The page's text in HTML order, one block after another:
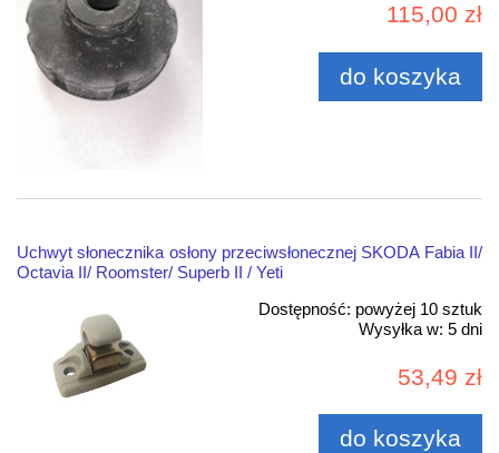
115,00 zł
do koszyka
Uchwyt słonecznika osłony przeciwsłonecznej SKODA Fabia II/
Octavia II/ Roomster/ Superb II / Yeti
Dostępność: powyżej 10 sztuk
Wysyłka w: 5 dni
53,49 zł
do koszyka